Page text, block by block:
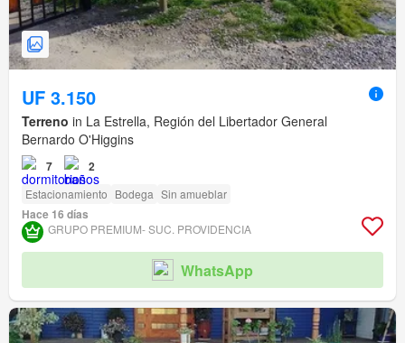
UF 3.150
Terreno in La Estrella, Región del Libertador General
Bernardo O'Higgins
7 2
Estacionamiento Bodega Sin amueblar
Hace 16 días
GRUPO PREMIUM- SUC. PROVIDENCIA
WhatsApp